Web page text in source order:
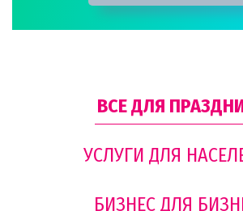
ВСЕ ДЛЯ
УСЛУГИ ДЛЯ
БИЗНЕС ДЛЯ